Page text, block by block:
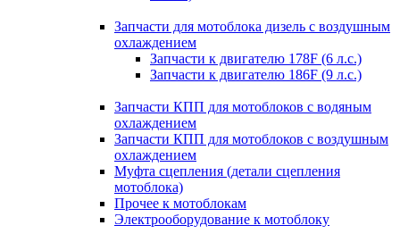
Запчасти для мотоблока дизель с воздушным
охлаждением
Запчасти к двигателю 178F (6 л.с.)
Запчасти к двигателю 186F (9 л.с.)
Запчасти КПП для мотоблоков с водяным
охлаждением
Запчасти КПП для мотоблоков с воздушным
охлаждением
Муфта сцепления (детали сцепления
мотоблока)
Прочее к мотоблокам
Электрооборудование к мотоблоку